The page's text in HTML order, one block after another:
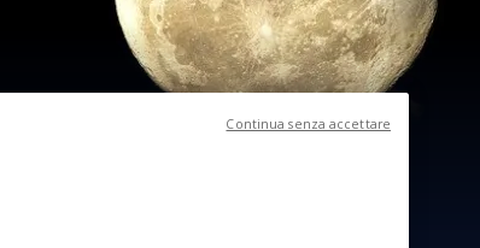
Continua senza accettare